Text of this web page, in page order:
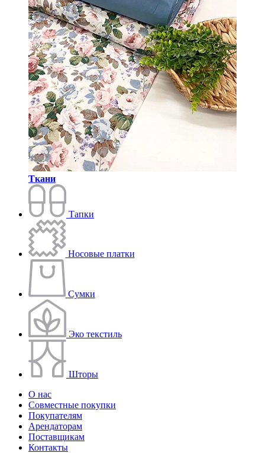
Ткани
Тапки
Носовые платки
Сумки
Эко текстиль
Шторы
О нас
Совместные покупки
Покупателям
Арендаторам
Поставщикам
Контакты